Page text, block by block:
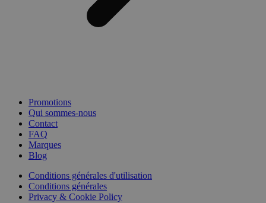
Promotions
Qui sommes-nous
Contact
FAQ
Marques
Blog
Conditions générales d'utilisation
Conditions générales
Privacy & Cookie Policy